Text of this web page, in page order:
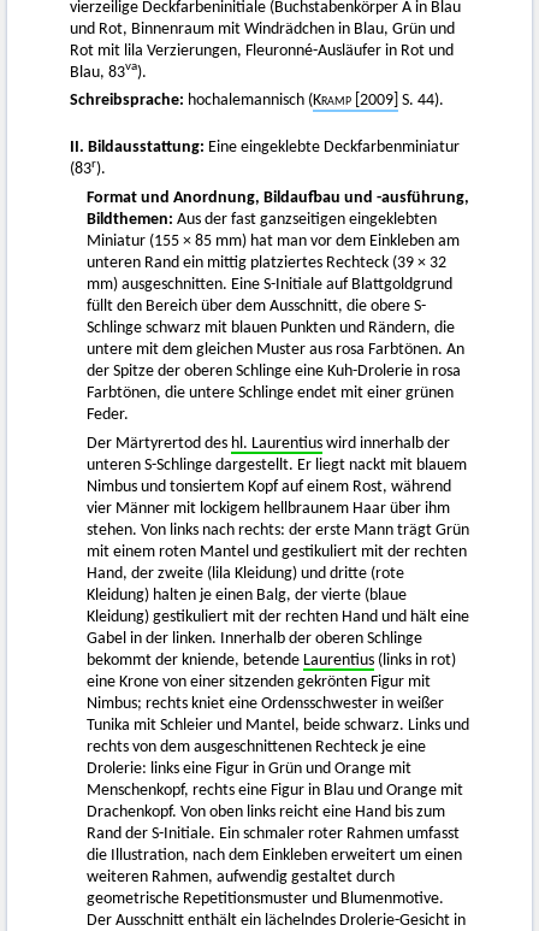
vierzeilige Deckfarbeninitiale (Buchstabenkörper A in Blau
und Rot, Binnenraum mit Windrädchen in Blau, Grün und
Rot mit lila Verzierungen, Fleuronné-Ausläufer in Rot und
Blau, 83va).
Schreibsprache: hochalemannisch (Kramp [2009] S. 44).
II. Bildausstattung: Eine eingeklebte Deckfarbenminiatur
(83r).
Format und Anordnung, Bildaufbau und -ausführung,
Bildthemen: Aus der fast ganzseitigen eingeklebten
Miniatur (155 × 85 mm) hat man vor dem Einkleben am
unteren Rand ein mittig platziertes Rechteck (39 × 32
mm) ausgeschnitten. Eine S-Initiale auf Blattgoldgrund
füllt den Bereich über dem Ausschnitt, die obere S-
Schlinge schwarz mit blauen Punkten und Rändern, die
untere mit dem gleichen Muster aus rosa Farbtönen. An
der Spitze der oberen Schlinge eine Kuh-Drolerie in rosa
Farbtönen, die untere Schlinge endet mit einer grünen
Feder.
Der Märtyrertod des hl. Laurentius wird innerhalb der
unteren S-Schlinge dargestellt. Er liegt nackt mit blauem
Nimbus und tonsiertem Kopf auf einem Rost, während
vier Männer mit lockigem hellbraunem Haar über ihm
stehen. Von links nach rechts: der erste Mann trägt Grün
mit einem roten Mantel und gestikuliert mit der rechten
Hand, der zweite (lila Kleidung) und dritte (rote
Kleidung) halten je einen Balg, der vierte (blaue
Kleidung) gestikuliert mit der rechten Hand und hält eine
Gabel in der linken. Innerhalb der oberen Schlinge
bekommt der kniende, betende Laurentius (links in rot)
eine Krone von einer sitzenden gekrönten Figur mit
Nimbus; rechts kniet eine Ordensschwester in weißer
Tunika mit Schleier und Mantel, beide schwarz. Links und
rechts von dem ausgeschnittenen Rechteck je eine
Drolerie: links eine Figur in Grün und Orange mit
Menschenkopf, rechts eine Figur in Blau und Orange mit
Drachenkopf. Von oben links reicht eine Hand bis zum
Rand der S-Initiale. Ein schmaler roter Rahmen umfasst
die Illustration, nach dem Einkleben erweitert um einen
weiteren Rahmen, aufwendig gestaltet durch
geometrische Repetitionsmuster und Blumenmotive.
Der Ausschnitt enthält ein lächelndes Drolerie-Gesicht in